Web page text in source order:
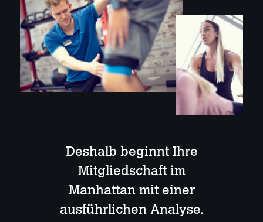
Deshalb beginnt Ihre
Mitgliedschaft im
Manhattan mit einer
ausführlichen Analyse.